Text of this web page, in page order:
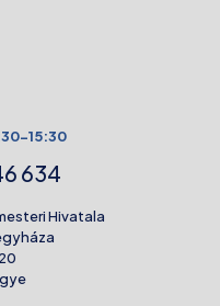
15:30
634
Hivatala